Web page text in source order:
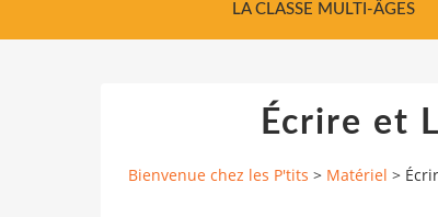
LA CLASSE MULTI-ÂGES
Écrire et
Bienvenue chez les P'tits > Matériel >